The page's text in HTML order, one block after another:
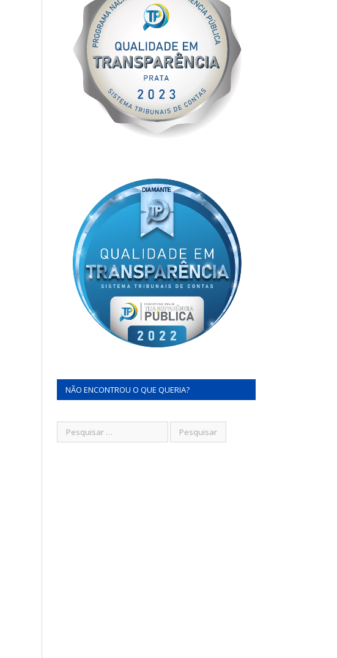
NÃO ENCONTROU O QUE QUERIA?